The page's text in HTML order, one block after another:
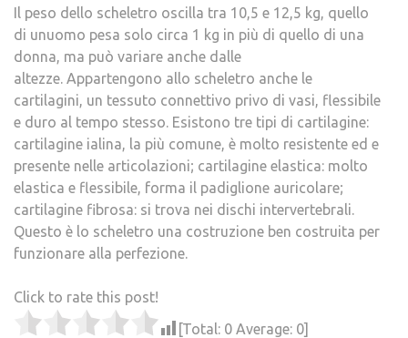
Il peso dello scheletro oscilla tra 10,5 e 12,5 kg, quello
di unuomo pesa solo circa 1 kg in più di quello di una
donna, ma può variare anche dalle
altezze. Appartengono allo scheletro anche le
cartilagini, un tessuto connettivo privo di vasi, flessibile
e duro al tempo stesso. Esistono tre tipi di cartilagine:
cartilagine ialina, la più comune, è molto resistente ed e
presente nelle articolazioni; cartilagine elastica: molto
elastica e flessibile, forma il padiglione auricolare;
cartilagine fibrosa: si trova nei dischi intervertebrali.
Questo è lo scheletro una costruzione ben costruita per
funzionare alla perfezione.
Click to rate this post!
[Total: 0 Average: 0]